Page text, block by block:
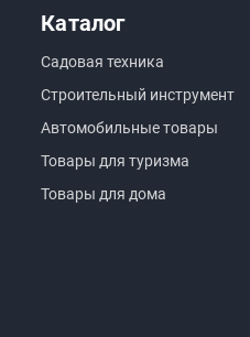
Каталог
Садовая техника
Строительный инструмент
Автомобильные товары
Товары для туризма
Товары для дома